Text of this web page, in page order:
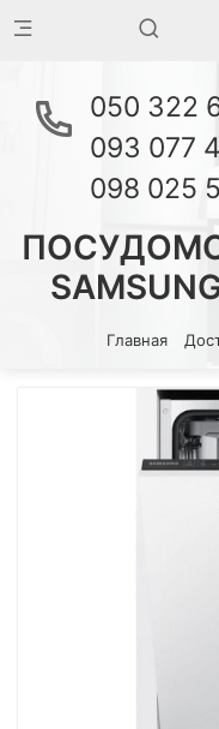
050 322
093 077
098 025
Главная